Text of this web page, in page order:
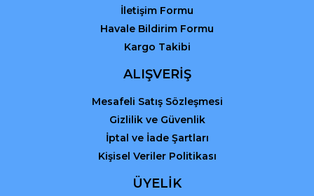
İletişim Formu
Havale Bildirim Formu
Kargo Takibi
ALIŞVERİŞ
Mesafeli Satış Sözleşmesi
Gizlilik ve Güvenlik
İptal ve İade Şartları
Kişisel Veriler Politikası
ÜYELİK